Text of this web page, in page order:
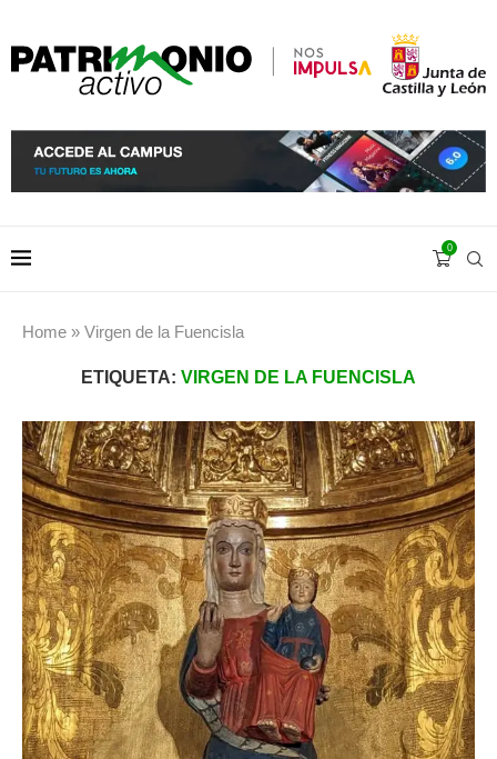
0
Home » Virgen de la Fuencisla
ETIQUETA: VIRGEN DE LA FUENCISLA